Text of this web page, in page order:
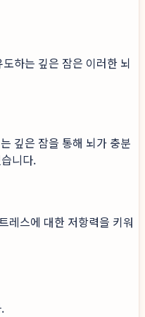
도하는 깊은 잠은 이러한 뇌
깊은 잠을 통해 뇌가 충분
니다.
레스에 대한 저항력을 키워